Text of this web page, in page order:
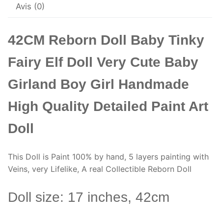
Avis (0)
42CM Reborn Doll Baby Tinky
Fairy Elf Doll Very Cute Baby
Girland Boy Girl Handmade
High Quality Detailed Paint Art
Doll
This Doll is Paint 100% by hand, 5 layers painting with
Veins, very Lifelike, A real Collectible Reborn Doll
Doll size: 17 inches, 42cm